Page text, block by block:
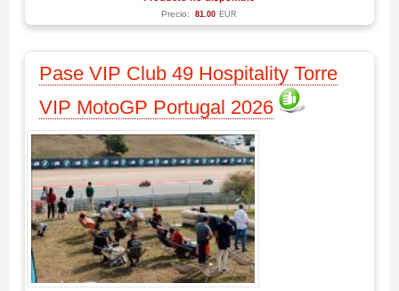
Precio: 81.00 EUR
Pase VIP Club 49 Hospitality Torre
VIP MotoGP Portugal 2026